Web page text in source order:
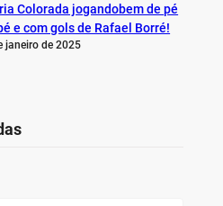
Colorada jogandobem de pé
e com gols de Rafael Borré!
janeiro de 2025